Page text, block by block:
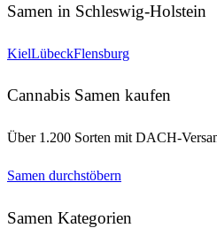
Samen in Schleswig-Holstein
KielLübeckFlensburg
Cannabis Samen kaufen
Über 1.200 Sorten mit DACH-
Samen durchstöbern
Samen Kategorien